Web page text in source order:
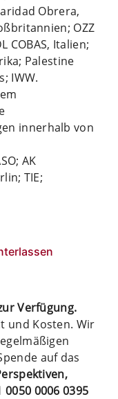
Obrera,
OZZ
COBAS, Italien;
Palestine
IWW.
innerhalb von
AK
TIE;
Verfügung.
und Kosten. Wir
auf das
0050 0006 0395